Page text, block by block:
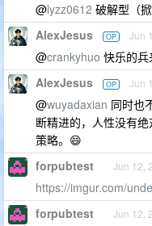
@lyzz0612 破解型（
AlexJesus OP Jun
@crankyhuo 快乐的兵
AlexJesus OP Jun
@wuyadaxian 同时也
断精进的，人性没有
策略。😄
forpubtest Jun 12,
https://imgur.com/
forpubtest Jun 12,